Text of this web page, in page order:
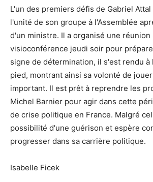
L'un des premiers défis de Gabriel
l'unité de son groupe à l'Assemblée
d'un ministre. Il a organisé une réunion
visioconférence jeudi soir pour
signe de détermination, il s'est rendu à
pied, montrant ainsi sa volonté de
important. Il est prêt à reprendre les
Michel Barnier pour agir dans cette
de crise politique en France. Malgré
possibilité d'une guérison et espère
progresser dans sa carrière politique.
Isabelle Ficek